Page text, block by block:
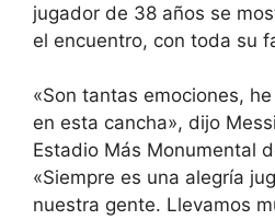
jugador de 38 años se
el encuentro, con toda su
«Son tantas emociones,
en esta cancha», dijo
Estadio Más Monumental
«Siempre es una alegría
nuestra gente. Llevamos